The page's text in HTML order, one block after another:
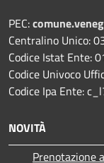
PEC:
Centralino Unico:
Codice Istat Ente:
Codice Univoco
Codice Ipa Ente:
NOVITÀ
Prenotazione